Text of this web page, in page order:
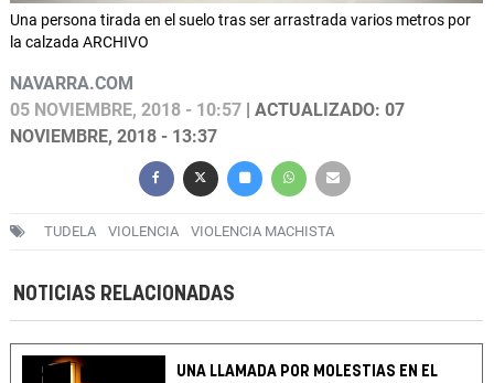
Una persona tirada en el suelo tras ser arrastrada varios metros por
la calzada ARCHIVO
NAVARRA.COM
05 NOVIEMBRE, 2018 - 10:57 | ACTUALIZADO: 07
NOVIEMBRE, 2018 - 13:37
TUDELA VIOLENCIA VIOLENCIA MACHISTA
NOTICIAS RELACIONADAS
UNA LLAMADA POR MOLESTIAS EN EL